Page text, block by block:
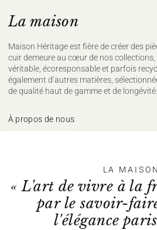
La maison
Maison Héritage est fière de créer des
cuir demeure au cœur de nos
véritable, écoresponsable et parfois
également d’autres matières,
de qualité haut de gamme et de longévité.
À propos de nous
LA MAISON
« L'art de vivre à la
par le savoir-
l'élégance